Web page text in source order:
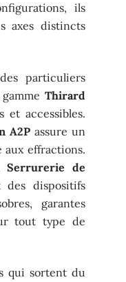
ils
axes distincts
particuliers
Thirard
et accessibles.
A2Passure un
aux effractions.
Serrurerie de
dispositifs
garantes
tout type de
qui sortent du